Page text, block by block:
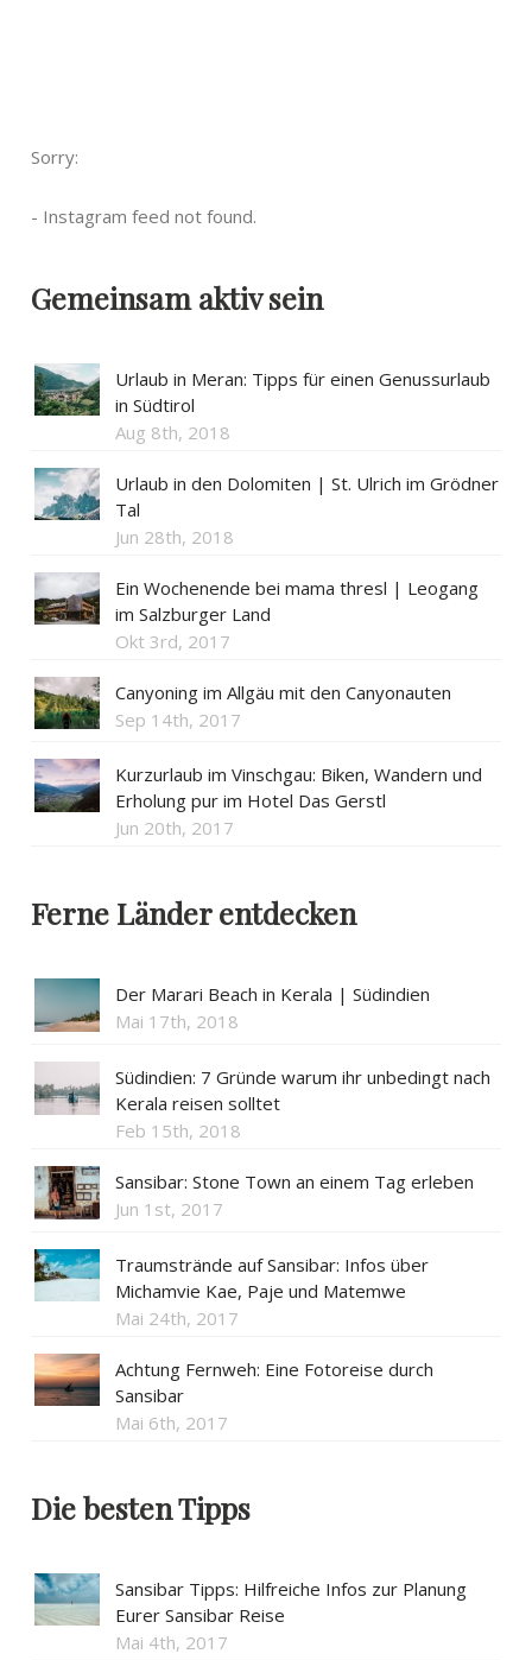
Sorry:
- Instagram feed not found.
Gemeinsam aktiv sein
Urlaub in Meran: Tipps für einen Genussurlaub
in Südtirol
Aug 8th, 2018
Urlaub in den Dolomiten | St. Ulrich im Grödner
Tal
Jun 28th, 2018
Ein Wochenende bei mama thresl | Leogang
im Salzburger Land
Okt 3rd, 2017
Canyoning im Allgäu mit den Canyonauten
Sep 14th, 2017
Kurzurlaub im Vinschgau: Biken, Wandern und
Erholung pur im Hotel Das Gerstl
Jun 20th, 2017
Ferne Länder entdecken
Der Marari Beach in Kerala | Südindien
Mai 17th, 2018
Südindien: 7 Gründe warum ihr unbedingt nach
Kerala reisen solltet
Feb 15th, 2018
Sansibar: Stone Town an einem Tag erleben
Jun 1st, 2017
Traumstrände auf Sansibar: Infos über
Michamvie Kae, Paje und Matemwe
Mai 24th, 2017
Achtung Fernweh: Eine Fotoreise durch
Sansibar
Mai 6th, 2017
Die besten Tipps
Sansibar Tipps: Hilfreiche Infos zur Planung
Eurer Sansibar Reise
Mai 4th, 2017